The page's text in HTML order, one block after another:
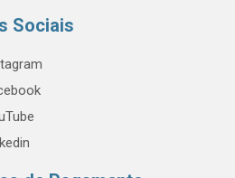
Sociais